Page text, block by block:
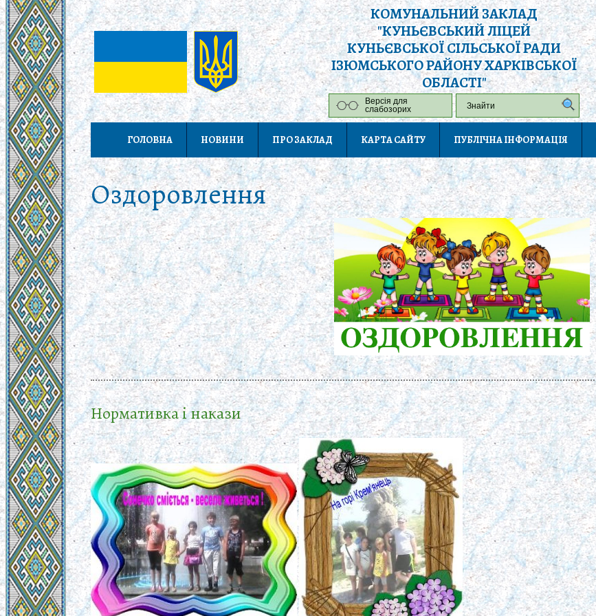
КОМУНАЛЬНИЙ ЗАКЛАД
"КУНЬЄВСЬКИЙ ЛІЦЕЙ
КУНЬЄВСЬКОЇ СІЛЬСЬКОЇ РАДИ
ІЗЮМСЬКОГО РАЙОНУ ХАРКІВСЬКОЇ
ОБЛАСТІ"
Версія для
слабозорих
ГОЛОВНА НОВИНИ ПРО ЗАКЛАД КАРТА САЙТУ ПУБЛІЧНА ІНФОРМАЦІЯ
Оздоровлення
Нормативка і накази